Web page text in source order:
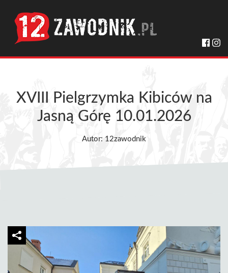
XVIII Pielgrzymka Kibiców na
Jasną Górę 10.01.2026
Autor: 12zawodnik